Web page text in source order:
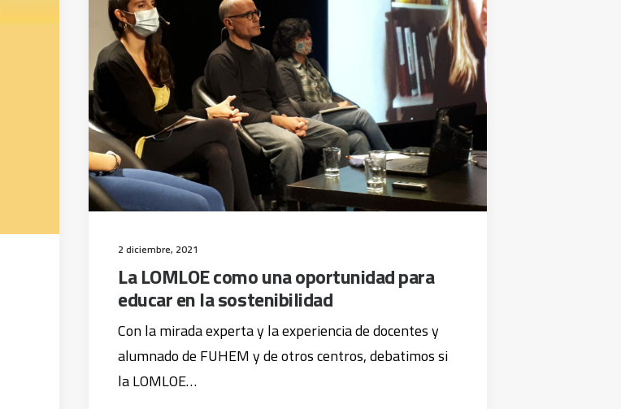
2 diciembre, 2021
La LOMLOE como una oportunidad para
educar en la sostenibilidad
Con la mirada experta y la experiencia de docentes y
alumnado de FUHEM y de otros centros, debatimos si
la LOMLOE…